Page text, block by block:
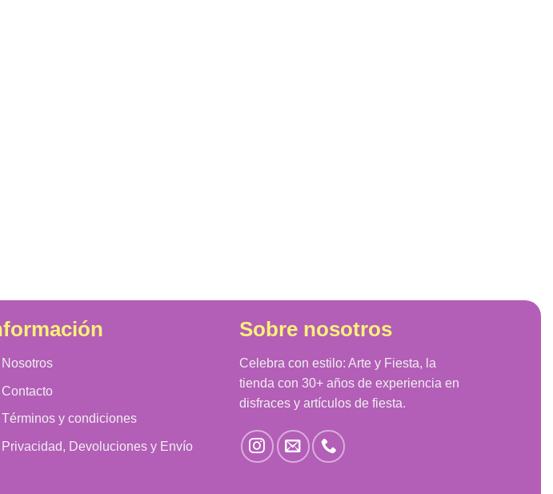
Nosotros
Contacto
Términos y condiciones
Privacidad, Devoluciones y Envío
Sobre nosotros
Celebra con estilo: Arte y Fiesta, la
tienda con 30+ años de experiencia en
disfraces y artículos de fiesta.